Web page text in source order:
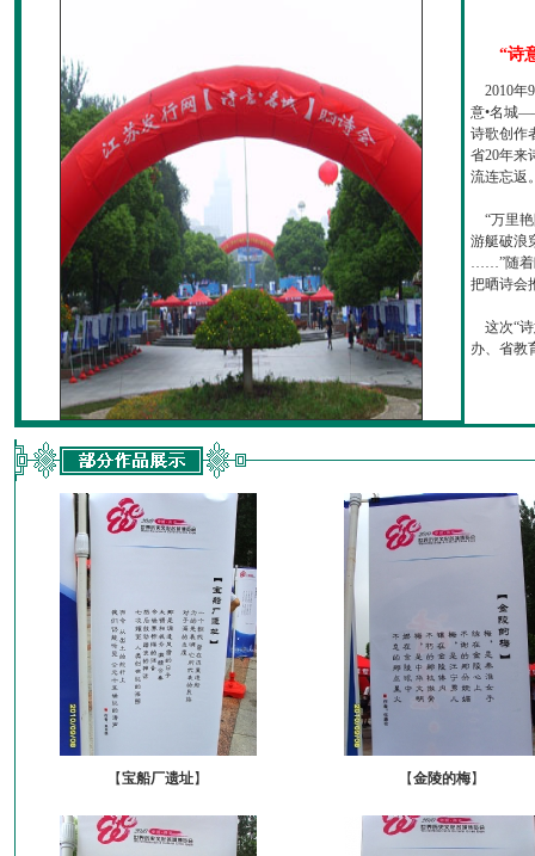
“诗
2010年
意•名城
诗歌创作
省20年来
流连忘返
“万里艳
游艇破浪
……”随着
把晒诗会
这次“诗
办、省教
【宝船厂遗址】 【金陵的梅】